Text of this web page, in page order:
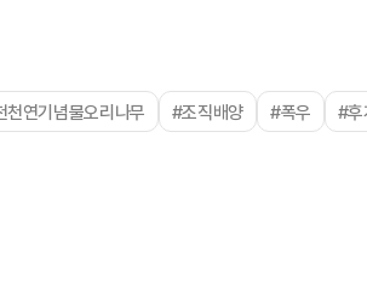
천연기념물오리나무 #조직배양 #폭우 #후